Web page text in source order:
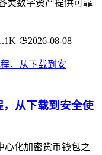
类数字资产提供可靠
2026-08-08
从下载到安全使
心化加密货币钱包之